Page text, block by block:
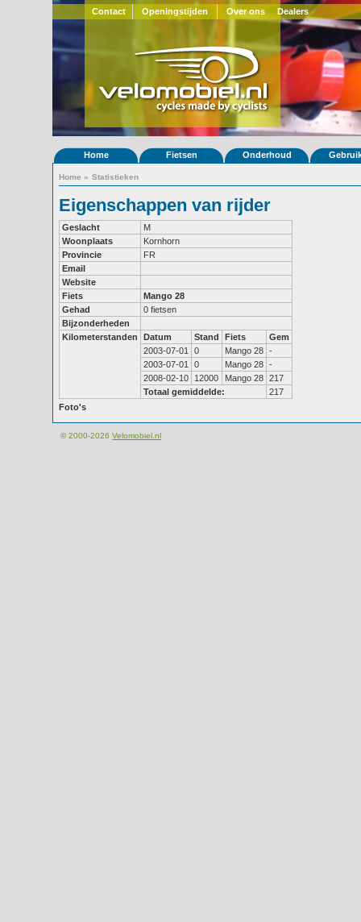
Contact Openingstijden Over ons Dealers
Home Fietsen Onderhoud
Home » Statistieken
Eigenschappen van rijder
Geslacht
M
Woonplaats
Kornhorn
Provincie
FR
Email
Website
Fiets
Mango 28
Gehad
0 fietsen
Bijzonderheden
Kilometerstanden
Datum Stand Fiets
Gem
2003-07-01
0 Mango 28 -
2003-07-01
0 Mango 28 -
2008-02-10
12000 Mango 28 217
Totaal gemiddelde:
217
Foto's
© 2000-2026 Velomobiel.nl